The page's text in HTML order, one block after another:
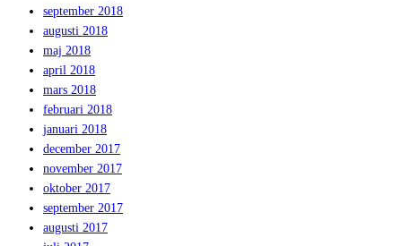
september 2018
augusti 2018
maj 2018
april 2018
mars 2018
februari 2018
januari 2018
december 2017
november 2017
oktober 2017
september 2017
augusti 2017